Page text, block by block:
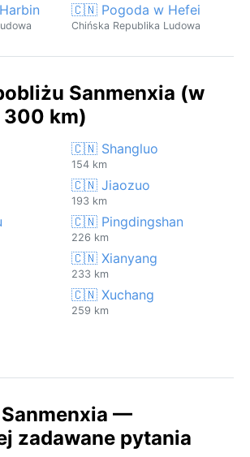
🇨🇳 Pogoda w Hefei
Chińska Republika Ludowa
Sanmenxia (w
300 km)
🇨🇳 Shangluo
154 km
🇨🇳 Jiaozuo
193 km
🇨🇳 Pingdingshan
226 km
🇨🇳 Xianyang
233 km
🇨🇳 Xuchang
259 km
—
zadawane pytania